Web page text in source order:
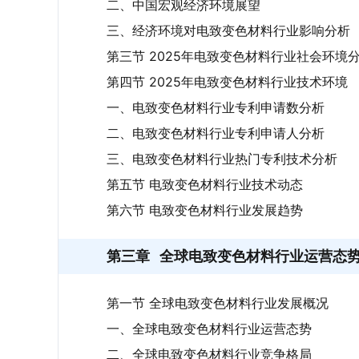
二、中国宏观经济环境展望
三、经济环境对电致变色材料行业影响分析
第三节 2025年电致变色材料行业社会环境
第四节 2025年电致变色材料行业技术环境
一、电致变色材料行业专利申请数分析
二、电致变色材料行业专利申请人分析
三、电致变色材料行业热门专利技术分析
第五节 电致变色材料行业技术动态
第六节 电致变色材料行业发展趋势
第三章 全球电致变色材料行业运营态
第一节 全球电致变色材料行业发展概况
一、全球电致变色材料行业运营态势
二、全球电致变色材料行业竞争格局